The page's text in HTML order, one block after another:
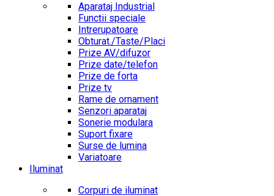
Aparataj Industrial
Functii speciale
Intrerupatoare
Obturat./Taste/Placi
Prize AV/difuzor
Prize date/telefon
Prize de forta
Prize tv
Rame de ornament
Senzori aparataj
Sonerie modulara
Suport fixare
Surse de lumina
Variatoare
Iluminat
Corpuri de iluminat